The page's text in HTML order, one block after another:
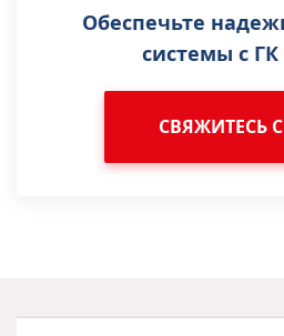
Обеспечьте
системы с
СВЯЖИТЕСЬ